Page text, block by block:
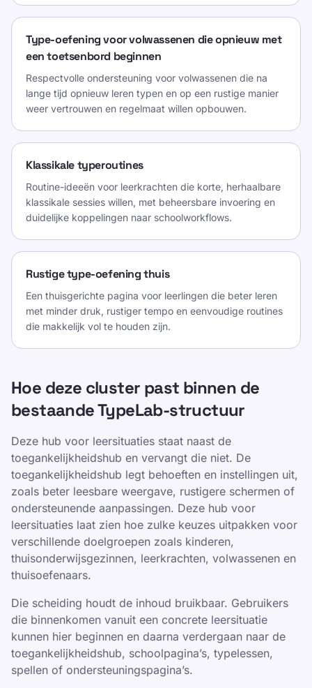
Type-oefening voor volwassenen die opnieuw met
een toetsenbord beginnen
Respectvolle ondersteuning voor volwassenen die na
lange tijd opnieuw leren typen en op een rustige manier
weer vertrouwen en regelmaat willen opbouwen.
Klassikale typeroutines
Routine-ideeën voor leerkrachten die korte, herhaalbare
klassikale sessies willen, met beheersbare invoering en
duidelijke koppelingen naar schoolworkflows.
Rustige type-oefening thuis
Een thuisgerichte pagina voor leerlingen die beter leren
met minder druk, rustiger tempo en eenvoudige routines
die makkelijk vol te houden zijn.
Hoe deze cluster past binnen de
bestaande TypeLab-structuur
Deze hub voor leersituaties staat naast de
toegankelijkheidshub en vervangt die niet. De
toegankelijkheidshub legt behoeften en instellingen uit,
zoals beter leesbare weergave, rustigere schermen of
ondersteunende aanpassingen. Deze hub voor
leersituaties laat zien hoe zulke keuzes uitpakken voor
verschillende doelgroepen zoals kinderen,
thuisonderwijsgezinnen, leerkrachten, volwassenen en
thuisoefenaars.
Die scheiding houdt de inhoud bruikbaar. Gebruikers
die binnenkomen vanuit een concrete leersituatie
kunnen hier beginnen en daarna verdergaan naar de
toegankelijkheidshub, schoolpagina’s, typelessen,
spellen of ondersteuningspagina’s.